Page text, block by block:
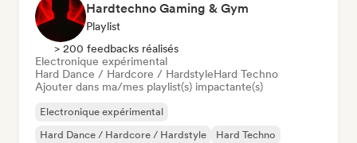
Hardtechno Gaming & Gym
Playlist
> 200 feedbacks réalisés
Electronique expérimental
Hard Dance / Hardcore / HardstyleHard Techno
Ajouter dans ma/mes playlist(s) impactante(s)
Electronique expérimental
Hard Dance / Hardcore / Hardstyle
Hard Techno